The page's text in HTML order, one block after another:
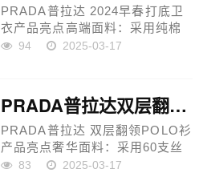
PRADA普拉达 2024早春打底卫
衣产品亮点高端面料：采用纯棉
进口纱线定织而成，选用原版定
计，挡风效果极佳，适合春秋冬
季节穿...
94 2025-03-17
PRADA普拉达双层翻领POLO衫
PRADA普拉达 双层翻领POLO衫
产品亮点奢华面料：采用60支丝
光精品双珠地定制面料，精选新
83 2025-03-17